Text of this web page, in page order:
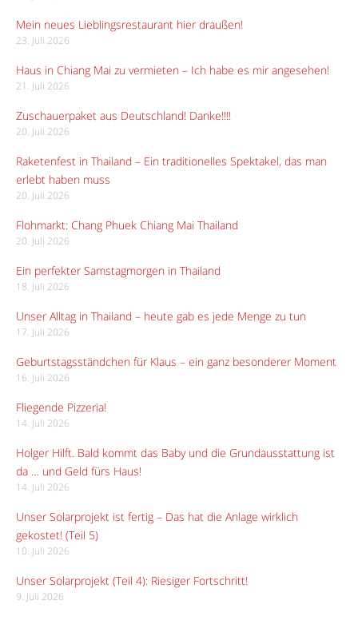
Mein neues Lieblingsrestaurant hier draußen!
23. Juli 2026
Haus in Chiang Mai zu vermieten – Ich habe es mir angesehen!
21. Juli 2026
Zuschauerpaket aus Deutschland! Danke!!!!
20. Juli 2026
Raketenfest in Thailand – Ein traditionelles Spektakel, das man
erlebt haben muss
20. Juli 2026
Flohmarkt: Chang Phuek Chiang Mai Thailand
20. Juli 2026
Ein perfekter Samstagmorgen in Thailand
18. Juli 2026
Unser Alltag in Thailand – heute gab es jede Menge zu tun
17. Juli 2026
Geburtstagsständchen für Klaus – ein ganz besonderer Moment
16. Juli 2026
Fliegende Pizzeria!
14. Juli 2026
Holger Hilft. Bald kommt das Baby und die Grundausstattung ist
da … und Geld fürs Haus!
14. Juli 2026
Unser Solarprojekt ist fertig – Das hat die Anlage wirklich
gekostet! (Teil 5)
10. Juli 2026
Unser Solarprojekt (Teil 4): Riesiger Fortschritt!
9. Juli 2026